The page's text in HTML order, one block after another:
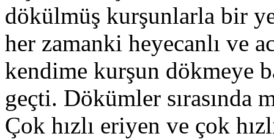
dökülmüş kurşunlarla bir
her zamanki heyecanlı ve
kendime kurşun dökmeye
geçti. Dökümler sırasında
Çok hızlı eriyen ve çok